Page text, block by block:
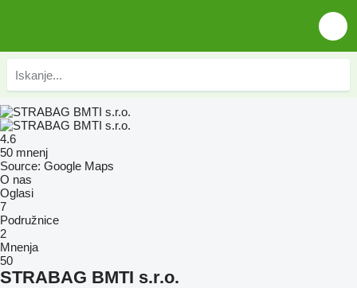
4.6
50 mnenj
Source: Google Maps
O nas
Oglasi
7
Podružnice
2
Mnenja
50
STRABAG BMTI s.r.o.